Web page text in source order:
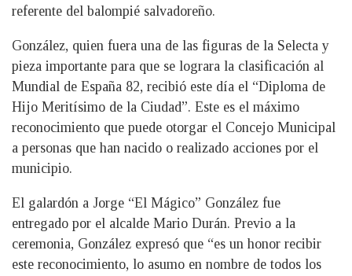
referente del balompié salvadoreño.
González, quien fuera una de las figuras de la Selecta y
pieza importante para que se lograra la clasificación al
Mundial de España 82, recibió este día el “Diploma de
Hijo Meritísimo de la Ciudad”. Este es el máximo
reconocimiento que puede otorgar el Concejo Municipal
a personas que han nacido o realizado acciones por el
municipio.
El galardón a Jorge “El Mágico” González fue
entregado por el alcalde Mario Durán. Previo a la
ceremonia, González expresó que “es un honor recibir
este reconocimiento, lo asumo en nombre de todos los